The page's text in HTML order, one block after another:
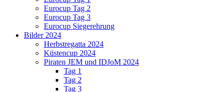
Eurocup Tag 2
Eurocup Tag 3
Eurocup Siegerehrung
Bilder 2024
Herbstregatta 2024
Küstencup 2024
Piraten JEM und IDJoM 2024
Tag 1
Tag 2
Tag 3